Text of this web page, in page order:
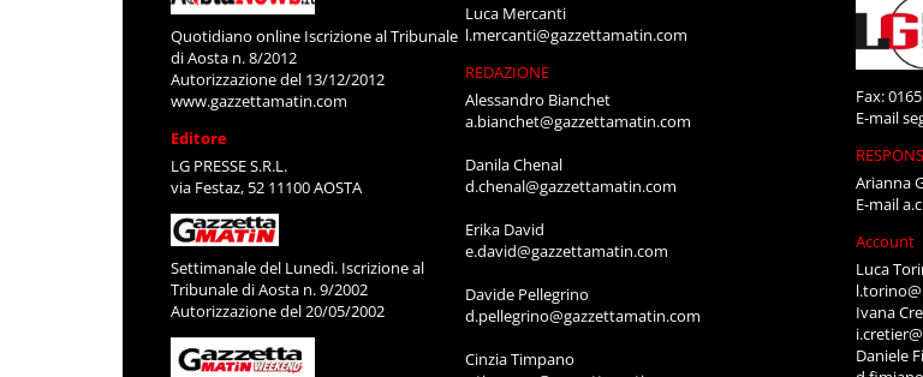
Quotidiano online Iscrizione al Tribunale
di Aosta n. 8/2012
Autorizzazione del 13/12/2012
www.gazzettamatin.com
Editore
LG PRESSE S.R.L.
via Festaz, 52 11100 AOSTA
Settimanale del Lunedì. Iscrizione al
Tribunale di Aosta n. 9/2002
Autorizzazione del 20/05/2002
Luca Mercanti
l.mercanti@gazzettamatin.com
REDAZIONE
Alessandro Bianchet
a.bianchet@gazzettamatin.com
Danila Chenal
d.chenal@gazzettamatin.com
Erika David
e.david@gazzettamatin.com
Davide Pellegrino
d.pellegrino@gazzettamatin.com
Cinzia Timpano
Fax:
E-mail
Arianna
E-mail
Account
Luca
Ivana
Daniele